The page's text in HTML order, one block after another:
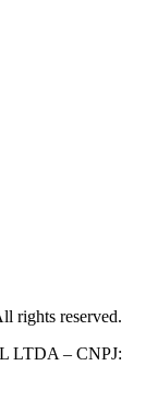
rights reserved.
LTDA – CNPJ: